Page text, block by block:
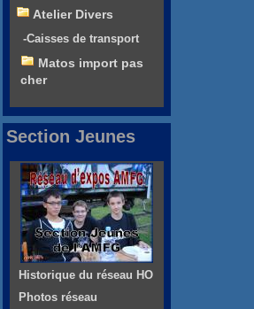
Atelier Divers
-Caisses de transport
Matos import pas
cher
Section Jeunes
Historique du réseau HO
Photos réseau